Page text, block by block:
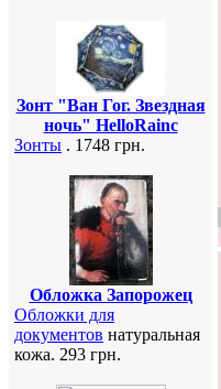
Зонт "Ван Гог. Звездная
ночь" HelloRainc
Зонты . 1748 грн.
Обложка Запорожец
Обложки для
документов натуральная
кожа. 293 грн.